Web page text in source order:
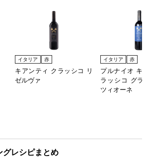
イタリア 赤
キアンティ クラッシコ リ
ゼルヴァ
イタリア 赤
プルナイオ キ
ラッシコ グラ
ツィオーネ
グレシピまとめ